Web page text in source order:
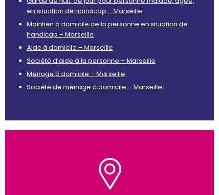
en situation de handicap – Marseille
Maintien à domicile de la personne en situation de
handicap – Marseille
Aide à domicile – Marseille
Société d’aide à la personne – Marseille
Ménage à domicile – Marseille
Société de ménage à domicile – Marseille